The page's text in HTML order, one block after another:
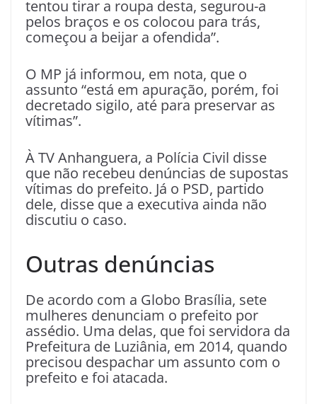
tentou tirar a roupa desta, segurou-a
pelos braços e os colocou para trás,
começou a beijar a ofendida”.
O MP já informou, em nota, que o
assunto “está em apuração, porém, foi
decretado sigilo, até para preservar as
vítimas”.
À TV Anhanguera, a Polícia Civil disse
que não recebeu denúncias de supostas
vítimas do prefeito. Já o PSD, partido
dele, disse que a executiva ainda não
discutiu o caso.
Outras denúncias
De acordo com a Globo Brasília, sete
mulheres denunciam o prefeito por
assédio. Uma delas, que foi servidora da
Prefeitura de Luziânia, em 2014, quando
precisou despachar um assunto com o
prefeito e foi atacada.